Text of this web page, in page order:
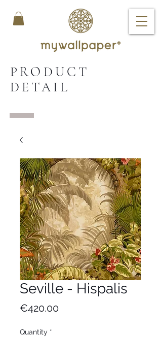
PRODUCT
DETAIL
Seville - Hispalis
€420.00Price
Quantity *